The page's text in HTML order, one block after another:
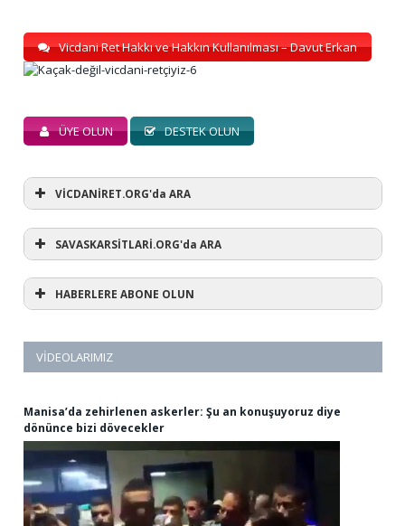
Vicdani Ret Hakkı ve Hakkın Kullanılması – Davut Erkan
ÜYE OLUN DESTEK OLUN
VİCDANİRET.ORG'da ARA
SAVASKARSİTLARİ.ORG'da ARA
HABERLERE ABONE OLUN
VIDEOLARIMIZ
Manisa’da zehirlenen askerler: Şu an konuşuyoruz diye
dönünce bizi dövecekler